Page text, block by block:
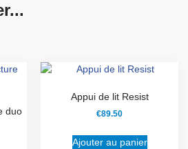
duo
Appui de lit Resist
€89.50
Ajouter au panier